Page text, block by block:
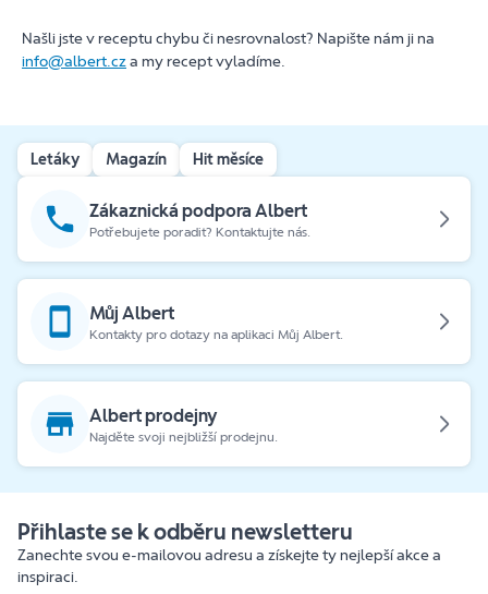
Našli jste v receptu chybu či nesrovnalost? Napište nám ji na
info@albert.cza my recept vyladíme.
Letáky Magazín Hit měsíce
Zákaznická podpora Albert
Potřebujete poradit? Kontaktujte nás.
Můj Albert
Kontakty pro dotazy na aplikaci Můj Albert.
Albert prodejny
Najděte svoji nejbližší prodejnu.
Přihlaste se k odběru newsletteru
Zanechte svou e-mailovou adresu a získejte ty nejlepší akce a
inspiraci.